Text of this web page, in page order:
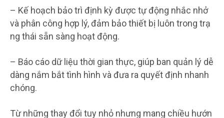
– Kế hoạch bảo trì định kỳ được tự động nhắc nhở
và phân công hợp lý, đảm bảo thiết bị luôn trong trạ
ng thái sẵn sàng hoạt động.
– Báo cáo dữ liệu thời gian thực, giúp ban quản lý dễ
dàng nắm bắt tình hình và đưa ra quyết định nhanh
chóng.
Từ những thay đổi tuy nhỏ nhưng mang chiều hướn